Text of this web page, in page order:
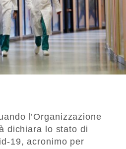
l’Organizzazione
dichiara lo stato di
19, acronimo per